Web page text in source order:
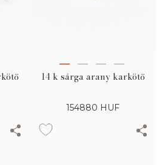
14 k sárga arany karkötő
154880 HUF